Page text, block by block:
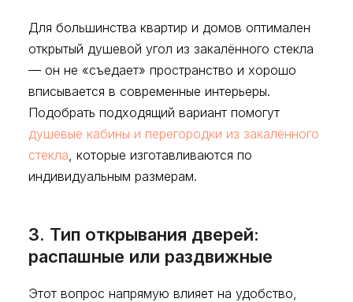
Для большинства квартир и домов оптимален
открытый душевой угол из закалённого стекла
— он не «съедает» пространство и хорошо
вписывается в современные интерьеры.
Подобрать подходящий вариант помогут
душевые кабины и перегородки из закалённого
стекла, которые изготавливаются по
индивидуальным размерам.
3. Тип открывания дверей:
распашные или раздвижные
Этот вопрос напрямую влияет на удобство,